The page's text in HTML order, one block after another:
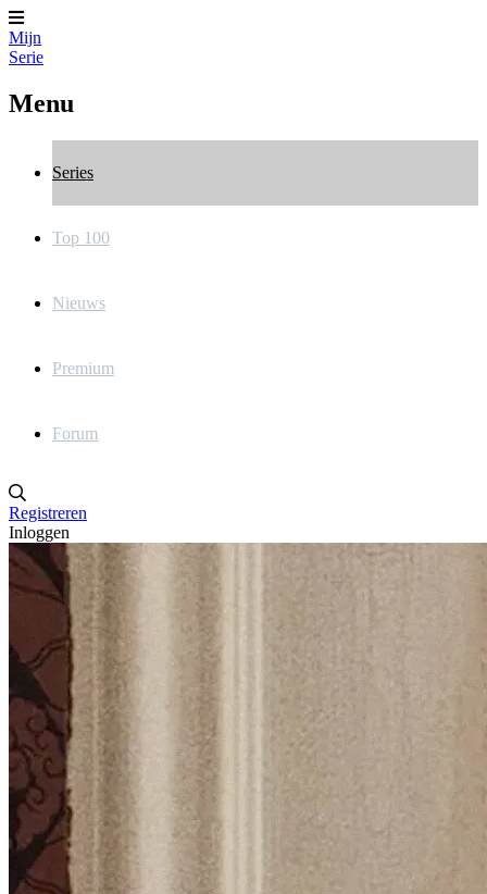
Mijn
Serie
Menu
Series
Top 100
Nieuws
Premium
Forum
Registreren
Inloggen